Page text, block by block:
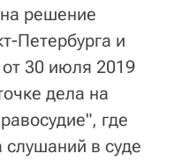
решение
Петербурга и
30 июля 2019
дела на
где
слушаний в суде